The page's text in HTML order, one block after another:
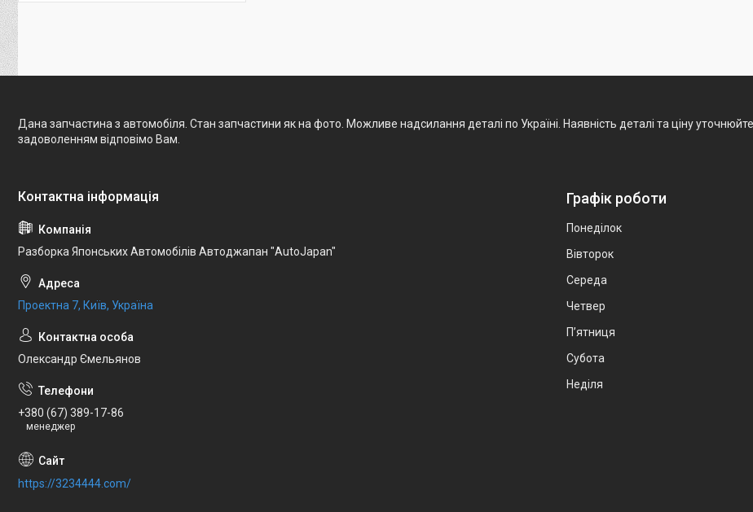
Дана запчастина з автомобіля. Стан запчастини як на фото. Можливе надсилання деталі по Україні. Наявність деталі та ціну
задоволенням відповімо Вам.
Разборка Японських Автомобілів Автоджапан "AutoJapan"
Проектна 7, Київ, Україна
Олександр Ємельянов
+380 (67) 389-17-86
менеджер
https://3234444.com/
Графік роботи
Понеділок
Вівторок
Середа
Четвер
Пʼятниця
Субота
Неділя